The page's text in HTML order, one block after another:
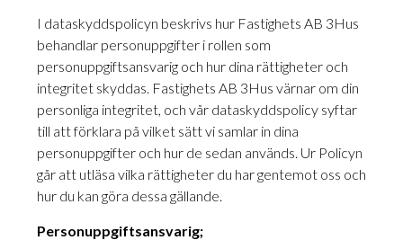
I dataskyddspolicyn beskrivs hur Fastighets AB 3Hus
behandlar personuppgifter i rollen som
personuppgiftsansvarig och hur dina rättigheter och
integritet skyddas. Fastighets AB 3Hus värnar om din
personliga integritet, och vår dataskyddspolicy syftar
till att förklara på vilket sätt vi samlar in dina
personuppgifter och hur de sedan används. Ur Policyn
går att utläsa vilka rättigheter du har gentemot oss och
hur du kan göra dessa gällande.
Personuppgiftsansvarig;